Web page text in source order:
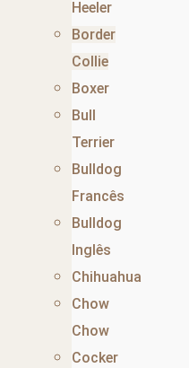
Heeler
Border
Collie
Boxer
Bull
Terrier
Bulldog
Francês
Bulldog
Inglês
Chihuahua
Chow
Chow
Cocker